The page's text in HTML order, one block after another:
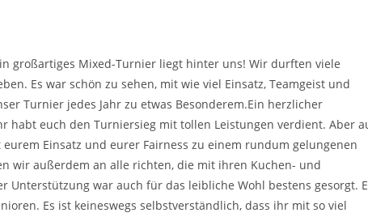
großartiges Mixed-Turnier liegt hinter uns! Wir durften viele
Es war schön zu sehen, mit wie viel Einsatz, Teamgeist und
Turnier jedes Jahr zu etwas Besonderem.Ein herzlicher
habt euch den Turniersieg mit tollen Leistungen verdient. Aber
Einsatz und eurer Fairness zu einem rundum gelungenen
wir außerdem an alle richten, die mit ihren Kuchen- und
Unterstützung war auch für das leibliche Wohl bestens gesorgt.
Es ist keineswegs selbstverständlich, dass ihr mit so viel